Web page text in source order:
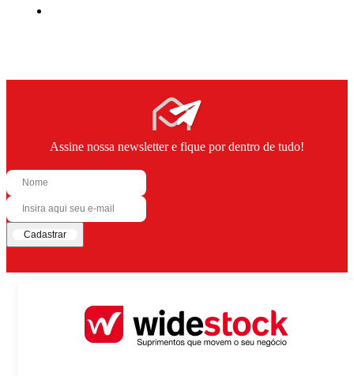
Assine nossa newsletter e fique por dentro de tudo!
Cadastrar